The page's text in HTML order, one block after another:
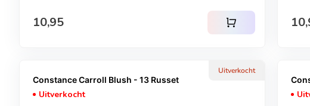
Normale prijs
10,95 shopping_cart
Uitverkocht
Constance Carroll Blush - 13 Russet
Uitverkocht